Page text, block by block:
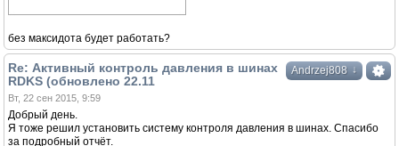
без максидота будет работать?
Andrzej808 ↓
Re: Активный контроль давления в шинах
RDKS (обновлено 22.11
Вт, 22 сен 2015, 9:59
Добрый день.
Я тоже решил установить систему контроля давления в шинах. Спасибо
за подробный отчёт.